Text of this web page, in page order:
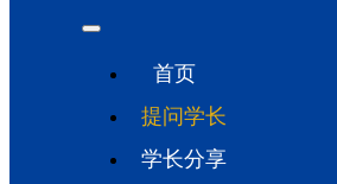
首页
提问学长
学长分享